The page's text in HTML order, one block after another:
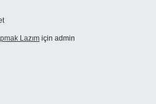
Lazım için admin